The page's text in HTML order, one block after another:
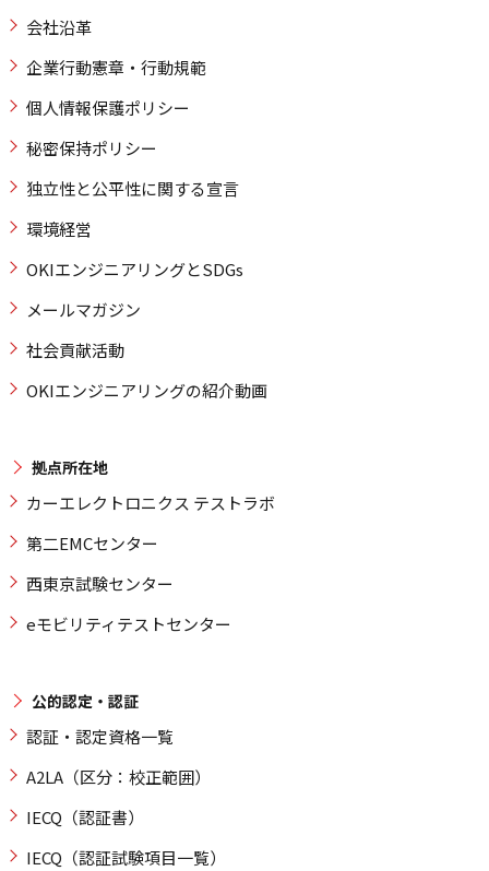
会社沿革
企業行動憲章・行動規範
個人情報保護ポリシー
秘密保持ポリシー
独立性と公平性に関する宣言
環境経営
OKIエンジニアリングとSDGs
メールマガジン
社会貢献活動
OKIエンジニアリングの紹介動画
拠点所在地
カーエレクトロニクス テストラボ
第二EMCセンター
西東京試験センター
eモビリティテストセンター
公的認定・認証
認証・認定資格一覧
A2LA（区分：校正範囲）
IECQ（認証書）
IECQ（認証試験項目一覧）